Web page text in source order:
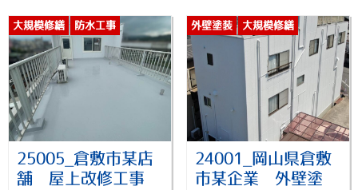
25005_倉敷市某店
舗 屋上改修工事
大規模修繕 防水工事
24001_岡山県倉敷
市某企業 外壁塗
外壁塗装 大規模修繕